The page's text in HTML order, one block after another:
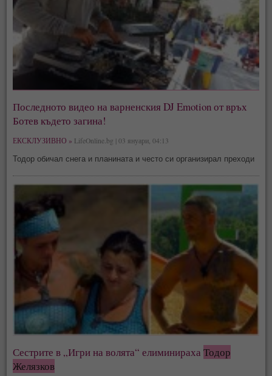
Последното видео на варненския DJ Emotion от връх
Ботев където загина!
ЕКСКЛУЗИВНО » LifeOnline.bg | 03 януари, 04:13
Тодор обичал снега и планината и често си организирал преходи
Сестрите в „Игри на волята“ елиминирахаТодор
Желязков